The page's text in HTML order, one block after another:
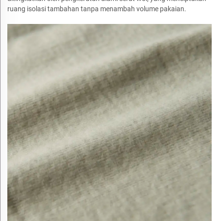
ruang isolasi tambahan tanpa menambah volume pakaian.